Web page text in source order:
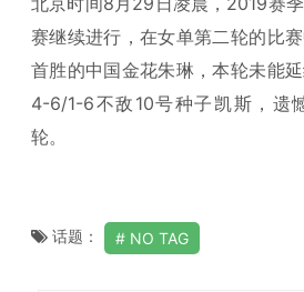
赛继续进行，在女单第二轮的比
首胜的中国金花朱琳，本轮未能
4-6/1-6不敌10号种子凯斯，遗
轮。
话题： NO TAG